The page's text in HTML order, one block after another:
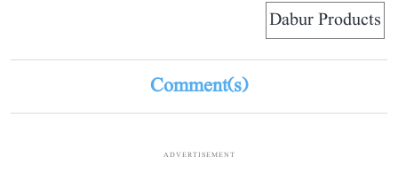
Dabur Products
Comment(s)
ADVERTISEMENT